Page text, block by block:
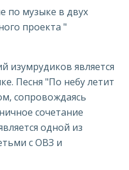
по музыке в двух
проекта "
изумрудиков является
Песня "По небу летит
сопровождаясь
сочетание
одной из
с ОВЗ и